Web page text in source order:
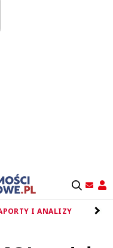
I ANALIZY